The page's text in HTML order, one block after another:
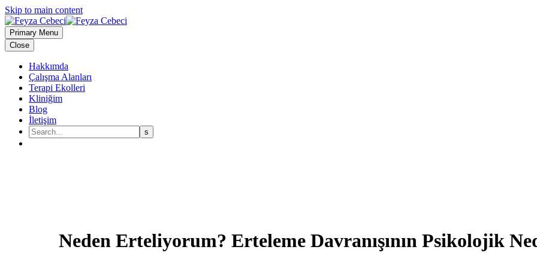
Skip to main content
Primary Menu
Close
Hakkımda
Çalışma Alanları
Terapi Ekolleri
Kliniğim
Blog
İletişim
Neden Erteliyorum? Erteleme Davranışının Psikolojik